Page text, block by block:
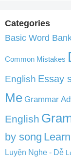
Categories
Basic Word
Common Mistakes
English Essay
Me Grammar
English
by song
Luyện Nghe - Dễ